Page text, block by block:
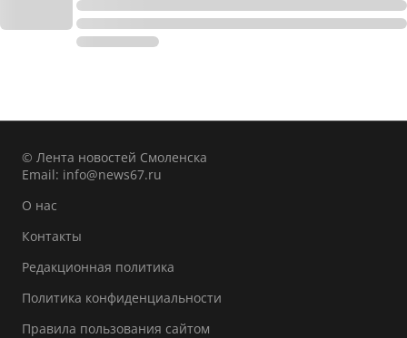
© Лента новостей Смоленска
Email: info@news67.ru
О нас
Контакты
Редакционная политика
Политика конфиденциальности
Правила пользования сайтом